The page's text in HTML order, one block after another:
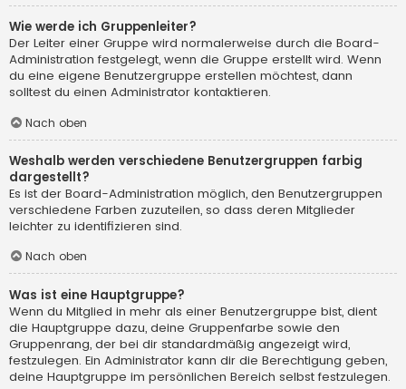
Wie werde ich Gruppenleiter?
Der Leiter einer Gruppe wird normalerweise durch die Board-
Administration festgelegt, wenn die Gruppe erstellt wird. Wenn
du eine eigene Benutzergruppe erstellen möchtest, dann
solltest du einen Administrator kontaktieren.
Nach oben
Weshalb werden verschiedene Benutzergruppen farbig
dargestellt?
Es ist der Board-Administration möglich, den Benutzergruppen
verschiedene Farben zuzuteilen, so dass deren Mitglieder
leichter zu identifizieren sind.
Nach oben
Was ist eine Hauptgruppe?
Wenn du Mitglied in mehr als einer Benutzergruppe bist, dient
die Hauptgruppe dazu, deine Gruppenfarbe sowie den
Gruppenrang, der bei dir standardmäßig angezeigt wird,
festzulegen. Ein Administrator kann dir die Berechtigung geben,
deine Hauptgruppe im persönlichen Bereich selbst festzulegen.